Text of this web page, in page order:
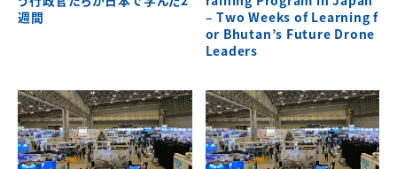
週間
– Two Weeks of Learning f
or Bhutan’s Future Drone
Leaders